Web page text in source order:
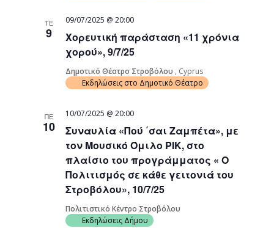
ΤΕ
9
Χορευτική παράσταση «11 χρόνια
χορού», 9/7/25
09/07/2025 @ 20:00
Δημοτικό Θέατρο Στροβόλου , Cyprus
Εκδηλώσεις στο Δημοτικό Θέατρο
ΠΕ
10
Συναυλία «Πού ΄σαι Ζαμπέτα», με
τον Μουσικό Όμιλο ΡΙΚ, στο
πλαίσιο του προγράμματος « Ο
Πολιτισμός σε κάθε γειτονιά του
Στροβόλου», 10/7/25
10/07/2025 @ 20:00
Πολιτιστικό Κέντρο Στροβόλου
Εκδηλώσεις Δήμου